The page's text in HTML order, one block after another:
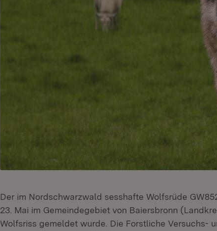
Der im Nordschwarzwald sesshafte Wolfsrüde
23. Mai im Gemeindegebiet von Baiersbronn
Wolfsriss gemeldet wurde. Die Forstliche Versuchs-